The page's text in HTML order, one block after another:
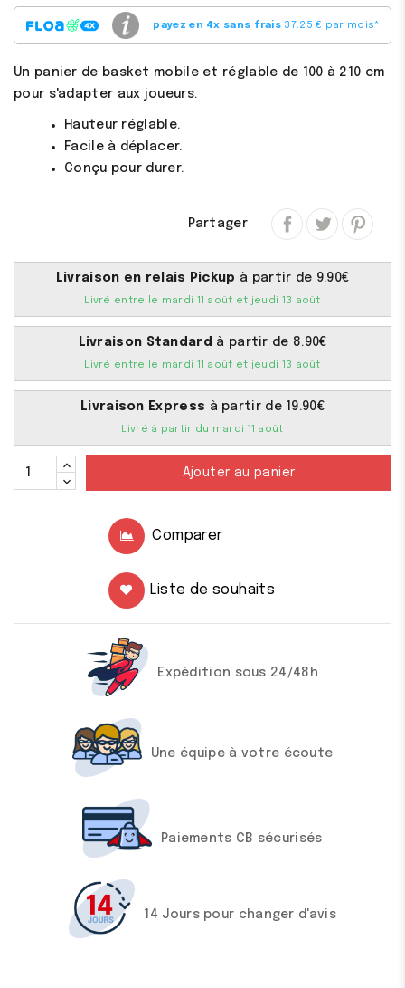
payez en 4x sans frais 37.25 € par mois*
Un panier de basket mobile et réglable de 100 à 210 cm
pour s'adapter aux joueurs.
Hauteur réglable.
Facile à déplacer.
Conçu pour durer.
Partager
Livraison en relais Pickup à partir de 9.90€
Livré entre le mardi 11 août et jeudi 13 août
Livraison Standard à partir de 8.90€
Livré entre le mardi 11 août et jeudi 13 août
Livraison Express à partir de 19.90€
Livré à partir du mardi 11 août
Ajouter au panier
Comparer
Liste de souhaits
Expédition sous 24/48h
Une équipe à votre écoute
Paiements CB sécurisés
14 Jours pour changer d'avis